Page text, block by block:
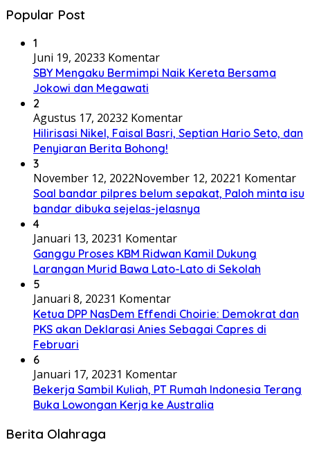
Popular Post
1
Juni 19, 20233 Komentar
SBY Mengaku Bermimpi Naik Kereta Bersama
Jokowi dan Megawati
2
Agustus 17, 20232 Komentar
Hilirisasi Nikel, Faisal Basri, Septian Hario Seto, dan
Penyiaran Berita Bohong!
3
November 12, 2022November 12, 20221 Komentar
Soal bandar pilpres belum sepakat, Paloh minta isu
bandar dibuka sejelas-jelasnya
4
Januari 13, 20231 Komentar
Ganggu Proses KBM Ridwan Kamil Dukung
Larangan Murid Bawa Lato-Lato di Sekolah
5
Januari 8, 20231 Komentar
Ketua DPP NasDem Effendi Choirie: Demokrat dan
PKS akan Deklarasi Anies Sebagai Capres di
Februari
6
Januari 17, 20231 Komentar
Bekerja Sambil Kuliah, PT Rumah Indonesia Terang
Buka Lowongan Kerja ke Australia
Berita Olahraga